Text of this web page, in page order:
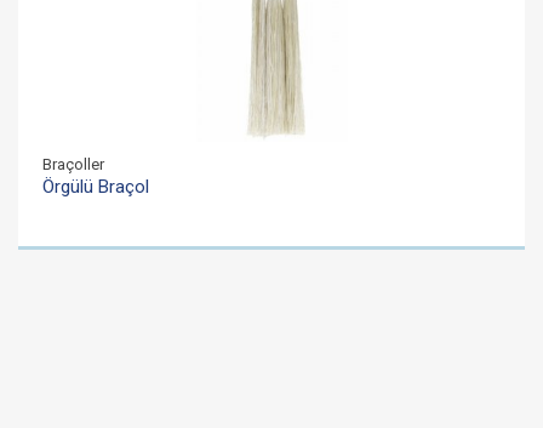
Braçoller
Örgülü Braçol